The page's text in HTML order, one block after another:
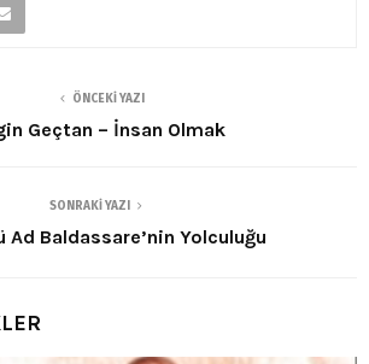
ÖNCEKI YAZI
Geçtan – İnsan Olmak
SONRAKI YAZI
Ad Baldassare’nin Yolculuğu